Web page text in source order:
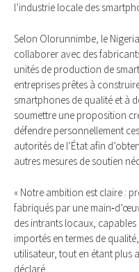
l’industrie locale des
Selon Olorunnimbe, le
collaborer avec des
unités de production de
entreprises prêtes à
smartphones de qualité et à
soumettre une proposition
défendre personnellement
autorités de l’État afin
autres mesures de soutien
« Notre ambition est claire :
fabriqués par une
des intrants locaux,
importés en termes de
utilisateur, tout en étant plus
déclaré.